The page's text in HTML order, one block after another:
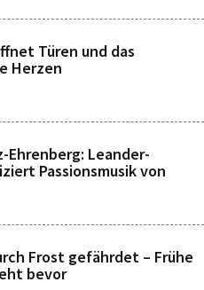
Türen und das
Herzen
Ehrenberg: Leander-
Passionsmusik von
Frost gefährdet – Frühe
bevor